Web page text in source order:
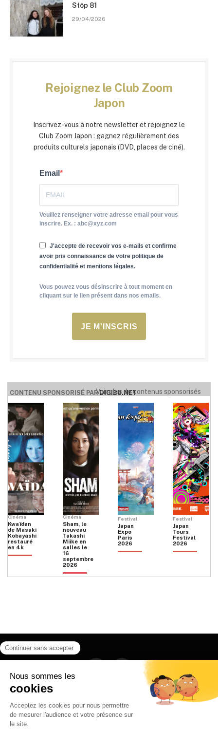
Stōp 81
29/04/2026
Rejoignez le Club Zoom
Japon
Inscrivez-vous à notre newsletter et rejoignez le
Club Zoom Japon : gagnez régulièrement des
produits culturels japonais (DVD, places de ciné).
Email
Veuillez renseigner votre adresse email pour vous
inscrire. Ex. : abc@xyz.com
J'accepte de recevoir vos e-mails et confirme
avoir pris connaissance de votre politique de
confidentialité et mentions légales.
Vous pouvez vous désinscrire à tout moment en
cliquant sur le lien présent dans nos emails.
JE M'INSCRIS
CONTENU SPONSORISÉ PARDIGIBU.NET
Voir plus de contenus sponsorisés
Cinéma
Kwaïdan
de Masaki
Kobayashi
restauré
en 4k
Cinéma
Sham, le
nouveau
Takashi
Miike en
salles le
16
septembre
2026
Festival
Japan
Expo
Paris
2026
Festival
Japan
Tours
Festival
2026
Instagram
CONTACT
POLITIQUE DE CONFIDENTIALITÉ